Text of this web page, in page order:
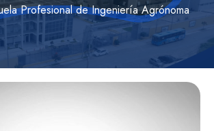
Profesional de Ingeniería Agrónoma